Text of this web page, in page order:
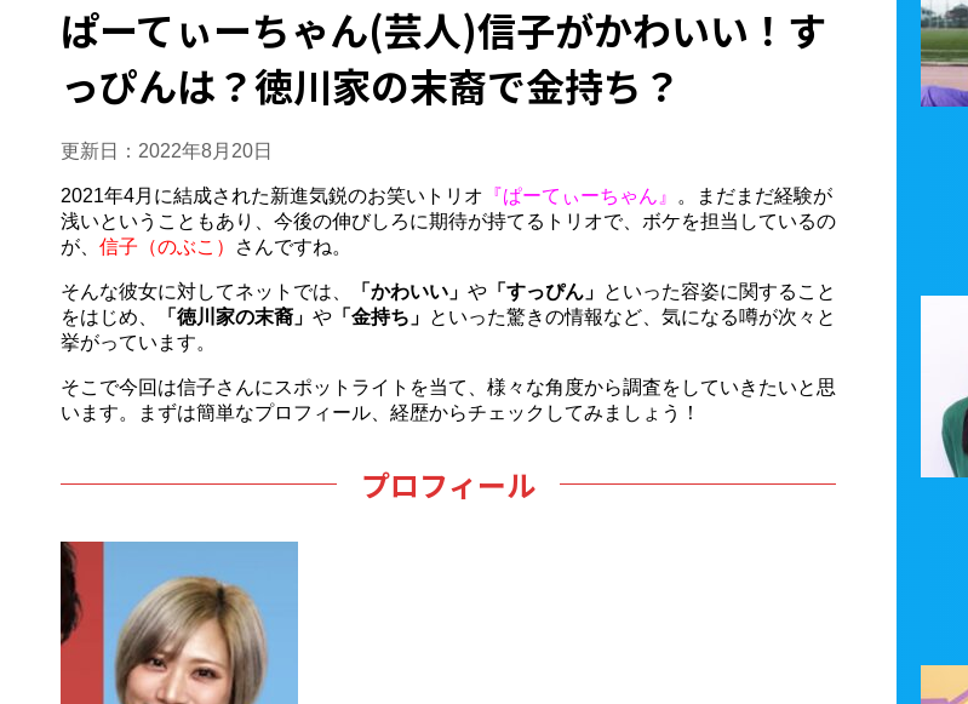
ぱーてぃーちゃん(芸人)信子がかわいい！す
っぴんは？徳川家の末裔で金持ち？
更新日： 2022年8月20日
2021年4月に結成された新進気鋭のお笑いトリオ 『ぱーてぃーちゃん』
。まだまだ経験が
浅いということもあり、今後の伸びしろに期待が持てるトリオで、ボケを担当しているの
が、 信子（のぶこ） さんですね。
そんな彼女に対してネットでは、 「かわいい」 や 「すっぴん」 といった容姿に関すること
をはじめ、
「徳川家の末裔」 や 「金持ち」 といった驚きの情報など、気になる噂が次々と
挙がっています。
そこで今回は信子さんにスポットライトを当て、様々な角度から調査をしていきたいと思
います。まずは簡単なプロフィール、経歴からチェックしてみましょう！
プロフィール